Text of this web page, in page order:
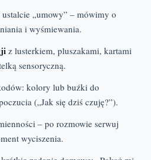
„umowy” – mówimy o
i wyśmiewania.
z lusterkiem, pluszakami, kartami
sensoryczną.
kolory lub buźki do
(„Jak się dziś czuję?”).
– po rozmowie serwuj
wyciszenia.